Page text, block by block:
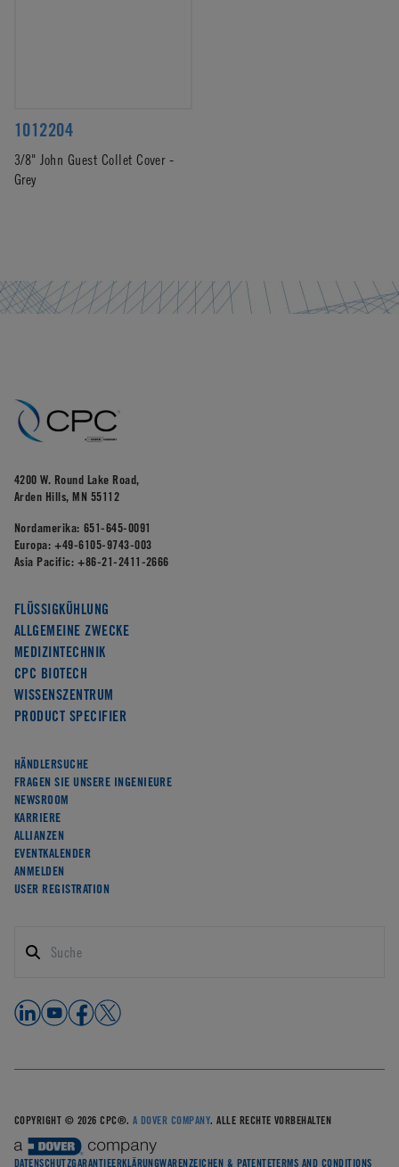
1012204
3/8" John Guest Collet Cover -
Grey
4200 W. Round Lake Road,
Arden Hills, MN 55112
Nordamerika: 651-645-0091
Europa: +49-6105-9743-003
Asia Pacific: +86-21-2411-2666
FLÜSSIGKÜHLUNG
ALLGEMEINE ZWECKE
MEDIZINTECHNIK
CPC BIOTECH
WISSENSZENTRUM
PRODUCT SPECIFIER
HÄNDLERSUCHE
FRAGEN SIE UNSERE INGENIEURE
NEWSROOM
KARRIERE
ALLIANZEN
EVENTKALENDER
ANMELDEN
USER REGISTRATION
COPYRIGHT © 2026 CPC®.A DOVER COMPANY. ALLE RECHTE VORBEHALTEN
DATENSCHUTZGARANTIEERKLÄRUNGWARENZEICHEN & PATENTETERMS AND CONDITIONS